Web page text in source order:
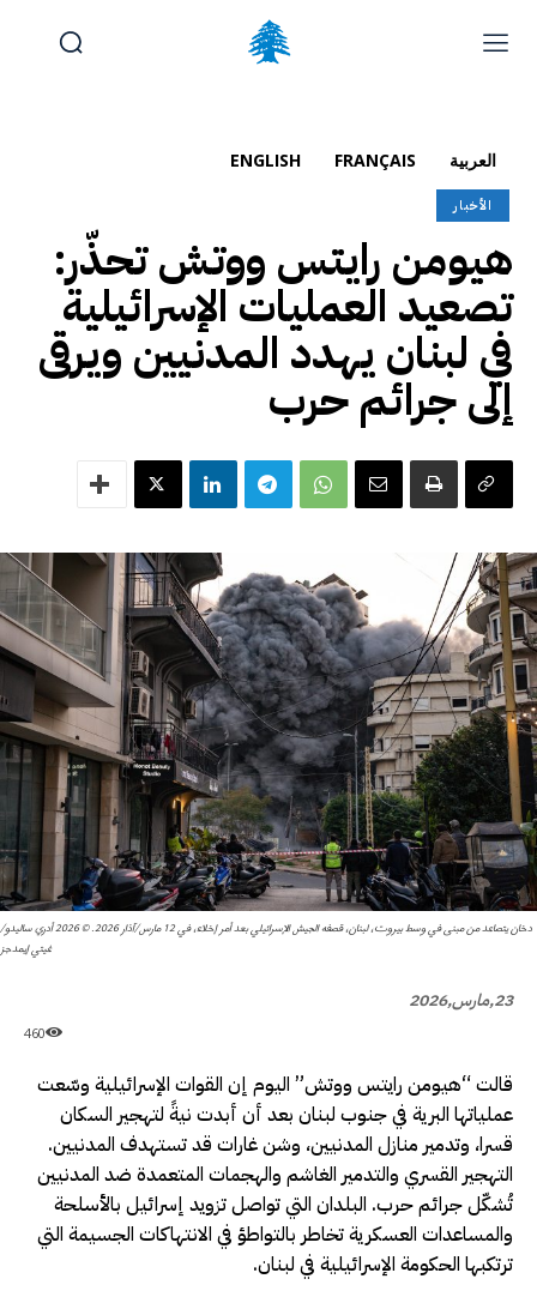
Français
(الفرنسية)
English
(الإنجليزية)
العربية FRANÇAIS
ENGLISH
الأخبار
هيومن رايتس ووتش تحذّر:
تصعيد العمليات الإسرائيلية
في لبنان يهدد المدنيين ويرقى
إلى جرائم حرب
دخان يتصاعد من مبنى في وسط بيروت، لبنان، قصفه الجيش الإسرائيلي بعد أمر إخلاء، في 12 مارس/آذار 2026. © 2026 أدري ساليدو/
غيتي إيمدجز
23,مارس,2026
460
قالت “هيومن رايتس ووتش” اليوم إن القوات الإسرائيلية وسّعت
عملياتها البرية في جنوب لبنان بعد أن أبدت نيةً لتهجير السكان
قسرا، وتدمير منازل المدنيين، وشن غارات قد تستهدف المدنيين.
التهجير القسري والتدمير الغاشم والهجمات المتعمدة ضد المدنيين
تُشكّل جرائم حرب. البلدان التي تواصل تزويد إسرائيل بالأسلحة
والمساعدات العسكرية تخاطر بالتواطؤ في الانتهاكات الجسيمة التي
ترتكبها الحكومة الإسرائيلية في لبنان.